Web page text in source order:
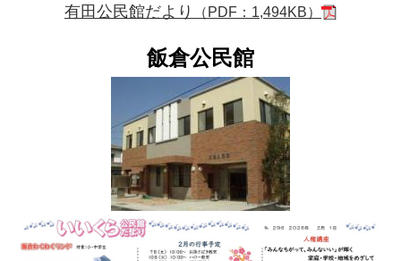
有田公民館だより （PDF：1,494KB）
飯倉公民館